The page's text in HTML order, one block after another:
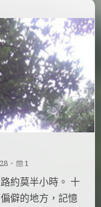
28 ・ 1
約莫半小時。 十
僻的地方，記憶